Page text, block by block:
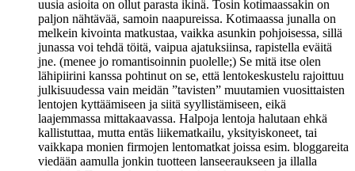
uusia asioita on ollut parasta ikinä. Tosin kotimaassakin on
paljon nähtävää, samoin naapureissa. Kotimaassa junalla on
melkein kivointa matkustaa, vaikka asunkin pohjoisessa, sillä
junassa voi tehdä töitä, vaipua ajatuksiinsa, rapistella eväitä
jne. (menee jo romantisoinnin puolelle;) Se mitä itse olen
lähipiirini kanssa pohtinut on se, että lentokeskustelu rajoittuu
julkisuudessa vain meidän ”tavisten” muutamien vuosittaisten
lentojen kyttäämiseen ja siitä syyllistämiseen, eikä
laajemmassa mittakaavassa. Halpoja lentoja halutaan ehkä
kallistuttaa, mutta entäs liikematkailu, yksityiskoneet, tai
vaikkapa monien firmojen lentomatkat joissa esim. bloggareita
viedään aamulla jonkin tuotteen lanseeraukseen ja illalla